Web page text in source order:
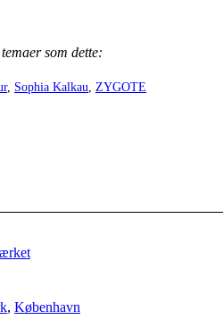
som dette:
, Sophia Kalkau ZYGOTE
, København